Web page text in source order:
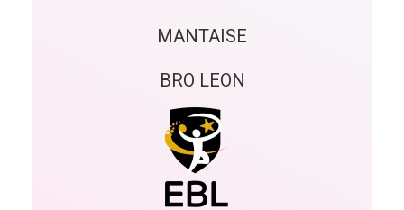
MANTAISE
BRO LEON